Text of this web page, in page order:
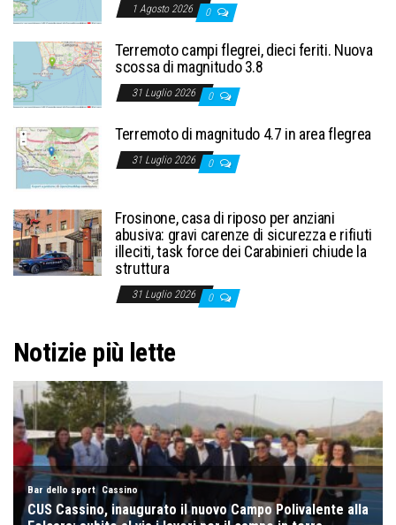
1 Agosto 2026 0
Terremoto campi flegrei, dieci feriti. Nuova
scossa di magnitudo 3.8
31 Luglio 2026 0
Terremoto di magnitudo 4.7 in area flegrea
31 Luglio 2026 0
Frosinone, casa di riposo per anziani
abusiva: gravi carenze di sicurezza e rifiuti
illeciti, task force dei Carabinieri chiude la
struttura
31 Luglio 2026 0
Notizie più lette